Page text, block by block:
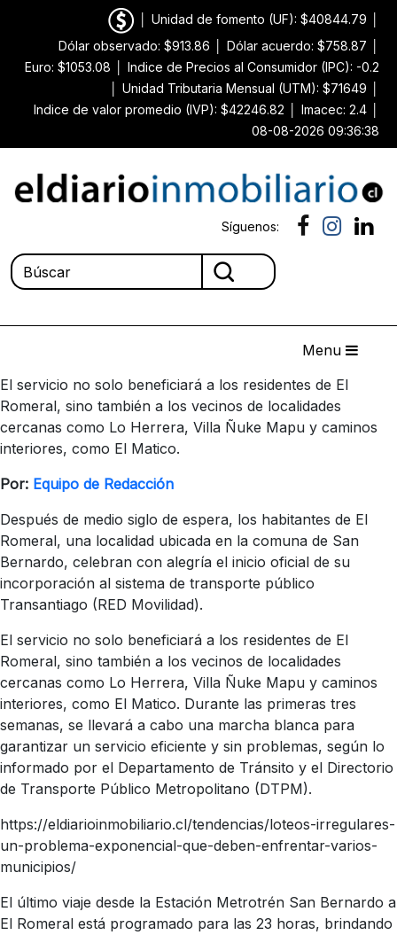
Unidad de fomento (UF): $40844.79
Dólar observado: $913.86
Dólar acuerdo: $758.87
Euro: $1053.08
Indice de Precios al Consumidor (IPC): -0.2
Unidad Tributaria Mensual (UTM): $71649
Indice de valor promedio (IVP): $42246.82
Imacec: 2.4
08-08-2026 09:36:38
Síguenos:
Menu
El servicio no solo beneficiará a los residentes de El
Romeral, sino también a los vecinos de localidades
cercanas como Lo Herrera, Villa Ñuke Mapu y caminos
interiores, como El Matico.
Por: Equipo de Redacción
Después de medio siglo de espera, los habitantes de El
Romeral, una localidad ubicada en la comuna de San
Bernardo, celebran con alegría el inicio oficial de su
incorporación al sistema de transporte público
Transantiago (RED Movilidad).
El servicio no solo beneficiará a los residentes de El
Romeral, sino también a los vecinos de localidades
cercanas como Lo Herrera, Villa Ñuke Mapu y caminos
interiores, como El Matico. Durante las primeras tres
semanas, se llevará a cabo una marcha blanca para
garantizar un servicio eficiente y sin problemas, según lo
informado por el Departamento de Tránsito y el Directorio
de Transporte Público Metropolitano (DTPM).
https://eldiarioinmobiliario.cl/tendencias/loteos-irregulares-
un-problema-exponencial-que-deben-enfrentar-varios-
municipios/
El último viaje desde la Estación Metrotrén San Bernardo a
El Romeral está programado para las 23 horas, brindando